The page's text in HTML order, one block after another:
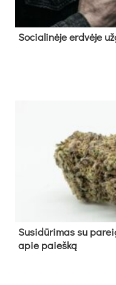
So­cia­li­nė­je erd­vė­je
Su­si­dū­ri­mas su
apie paieš­ką